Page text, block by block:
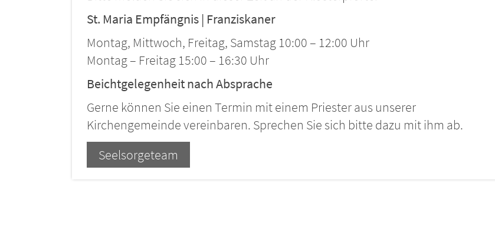
St. Maria Empfängnis | Franziskaner
Montag, Mittwoch, Freitag, Samstag 10:00 – 12:00 Uhr
Montag – Freitag 15:00 – 16:30 Uhr
Beichtgelegenheit nach Absprache
Gerne können Sie einen Termin mit einem Priester aus unserer
Kirchengemeinde vereinbaren. Sprechen Sie sich bitte dazu mit ihm ab.
Seelsorgeteam